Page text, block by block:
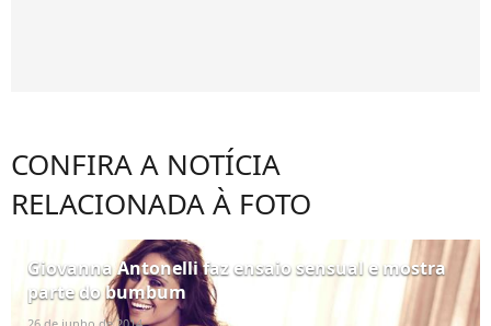
CONFIRA A NOTÍCIA
RELACIONADA À FOTO
Giovanna Antonelli faz ensaio sensual e mostra
parte do bumbum